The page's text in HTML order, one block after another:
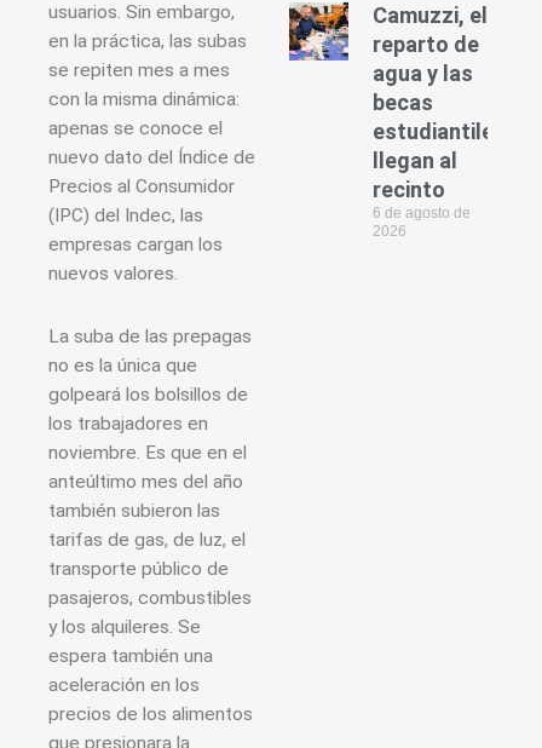
usuarios. Sin embargo,
en la práctica, las subas
se repiten mes a mes
con la misma dinámica:
apenas se conoce el
nuevo dato del Índice de
Precios al Consumidor
(IPC) del Indec, las
empresas cargan los
nuevos valores.
La suba de las prepagas
no es la única que
golpeará los bolsillos de
los trabajadores en
noviembre. Es que en el
anteúltimo mes del año
también subieron las
tarifas de gas, de luz, el
transporte público de
pasajeros, combustibles
y los alquileres. Se
espera también una
aceleración en los
precios de los alimentos
que presionara la
Camuzzi, el
reparto de
agua y las
becas
estudiantiles
llegan al
recinto
6 de agosto de
2026